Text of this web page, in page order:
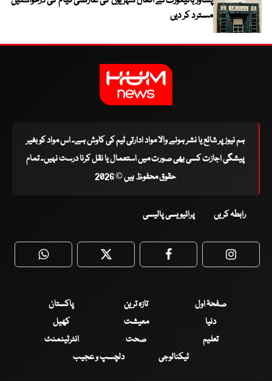
مسترد کر دیں
ہم نیوز پر شائع یا نشر ہونے والا مواد ادارتی ٹیم کی کاوش ہے۔ اس مواد کو بغیر
پیشگی اجازت کسی بھی صورت میں استعمال یا نقل کرنا درست نہیں۔ تمام
حقوق محفوظ ہیں © 2026
رابطہ کریں پرائیویسی پالیسی
WhatsApp Twitter Facebook
صفحۂ اول تازہ ترین
پاکستان
دنیا
معیشت
کھیل
تعلیم
صحت
انٹرٹینمنٹ
ٹیکنالوجی
دلچسپ و عجیب